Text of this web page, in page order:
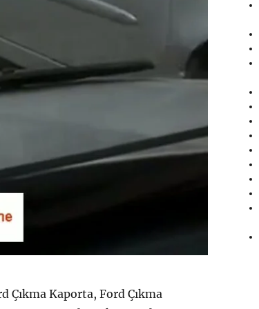
Çıkma Kaporta, Ford Çıkma